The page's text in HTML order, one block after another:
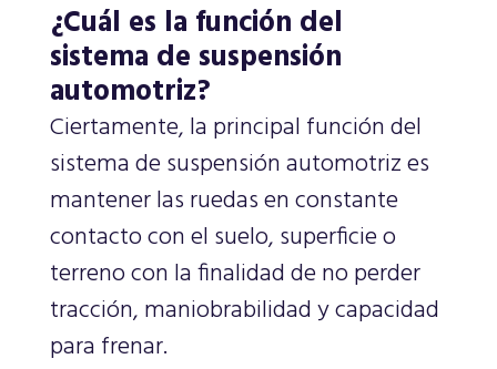
¿Cuál es la función del
sistema de suspensión
automotriz?
Ciertamente, la principal función del
sistema de suspensión automotriz es
mantener las ruedas en constante
contacto con el suelo, superficie o
terreno con la finalidad de no perder
tracción, maniobrabilidad y capacidad
para frenar.